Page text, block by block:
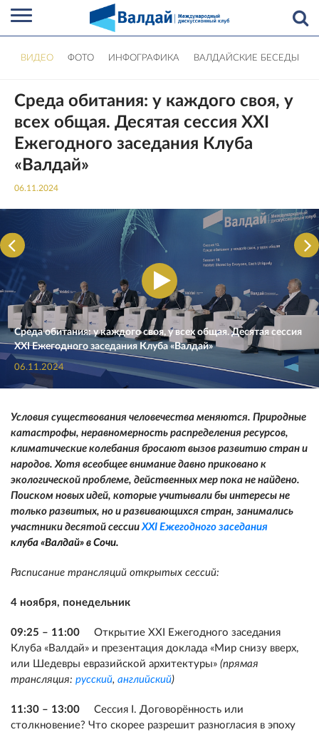
ВИДЕО ФОТО ИНФОГРАФИКА ВАЛДАЙСКИЕ БЕСЕДЫ
Среда обитания: у каждого своя, у
всех общая. Десятая сессия XXI
Ежегодного заседания Клуба
«Валдай»
06.11.2024
Среда обитания: у каждого своя, у всех общая. Десятая сессия
XXI Ежегодного заседания Клуба «Валдай»
06.11.2024
Условия существования человечества меняются. Природные
катастрофы, неравномерность распределения ресурсов,
климатические колебания бросают вызов развитию стран и
народов. Хотя всеобщее внимание давно приковано к
экологической проблеме, действенных мер пока не найдено.
Поиском новых идей, которые учитывали бы интересы не
только развитых, но и развивающихся стран, занимались
участники десятой сессииXXI Ежегодного заседания
клуба «Валдай» в Сочи.
Расписание трансляций открытых сессий:
4 ноября, понедельник
09:25 – 11:00 Открытие XXI Ежегодного заседания
Клуба «Валдай» и презентация доклада «Мир снизу вверх,
или Шедевры евразийской архитектуры» (прямая
трансляция: русский, английский)
11:30 – 13:00 Сессия I. Договорённость или
столкновение? Что скорее разрешит разногласия в эпоху